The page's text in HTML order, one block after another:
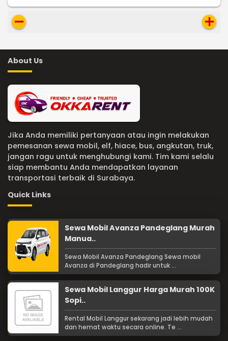
remove add
About Us
Jika Anda memiliki pertanyaan atau ingin melakukan
pemesanan sewa mobil, elf, hiace, bus, angkutan, truk,
jangan ragu untuk menghubungi kami. Tim kami selalu
siap membantu Anda mendapatkan layanan
transportasi terbaik di Surabaya.
Quick Links
Sewa Mobil Avanza Pandeglang Murah
Manua..
Sewa Mobil Avanza Pandeglang Sewa mobil
Avanza di Pandeglang hadir untuk ...
Sewa Mobil Langgur Harga Murah 100K
Sopi..
Rental Mobil Langgur sekarang jadi lebih mudah
dan hemat waktu secara online. Te ...